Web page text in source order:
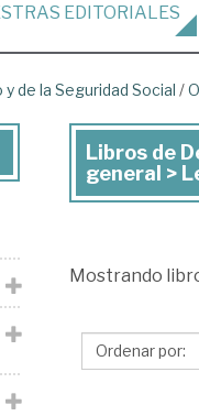
EDITORIALES
de la Seguridad Social /
Libros
de
>
del
trabajo
Libros de
general >
Mostrando